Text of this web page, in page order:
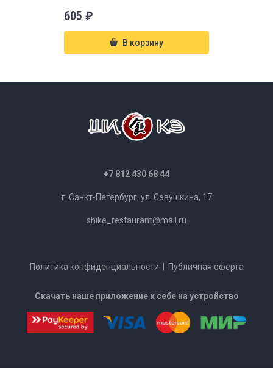
605 ₽
В корзину
+7 812 430 68 44
г. Санкт-Петербург, ул. Савушкина, 17
shike_restaurant@mail.ru
Политика конфиденциальности Публичная оферта
Скачать наше приложение к себе на устройство